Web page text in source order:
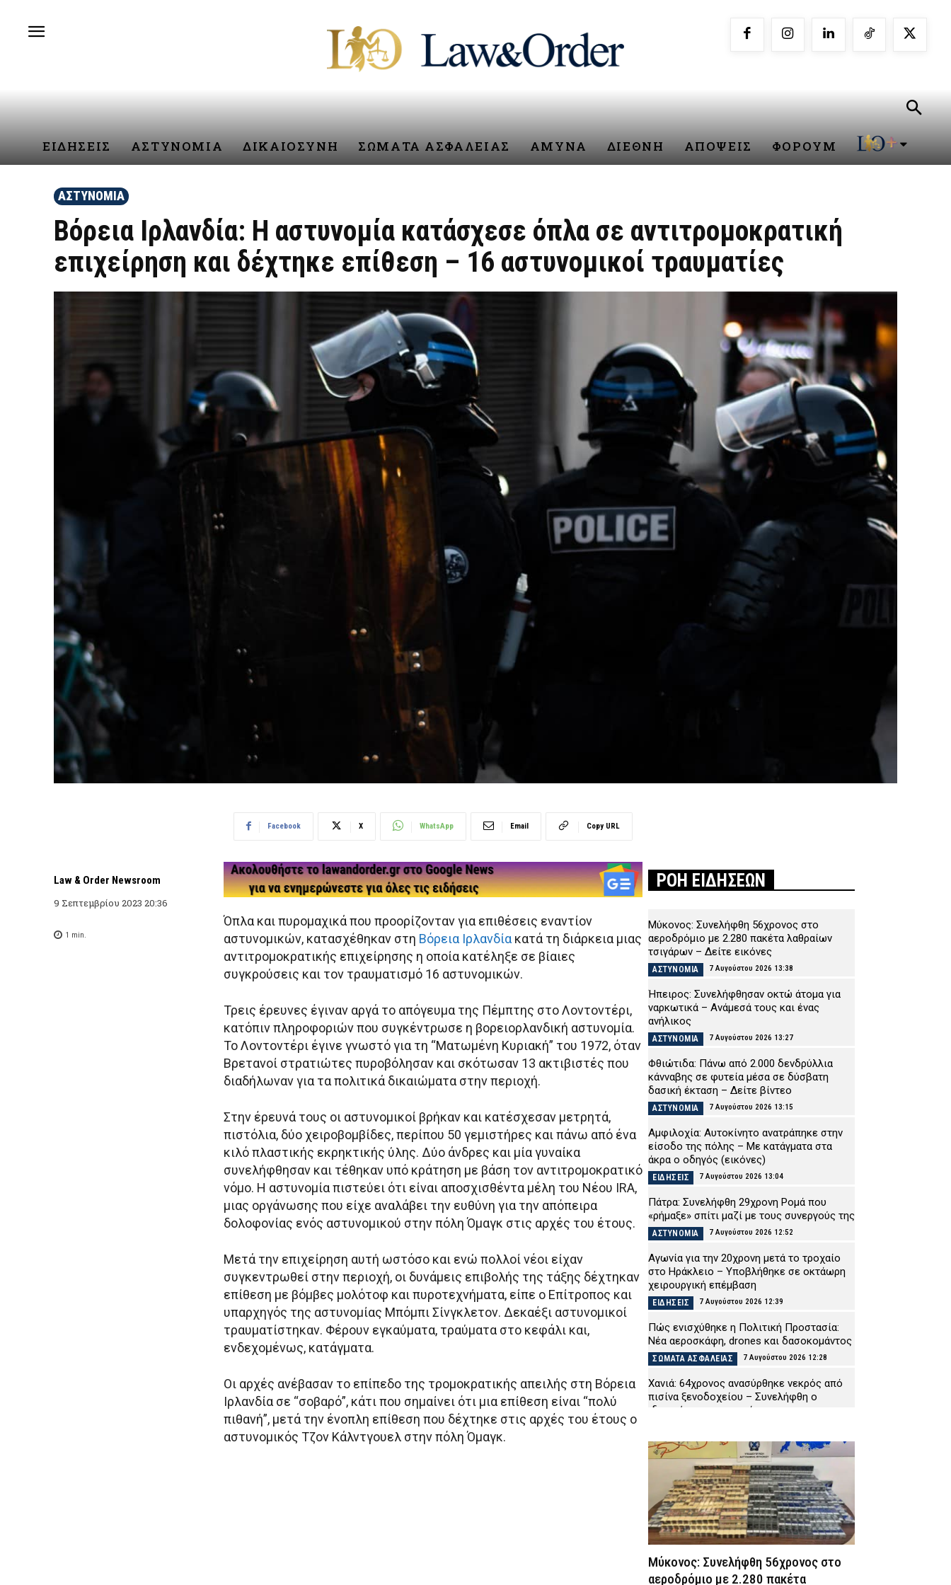
ΕΙΔΗΣΕΙΣ ΑΣΤΥΝΟΜΙΑ ΔΙΚΑΙΟΣΥΝΗ ΣΩΜΑΤΑ ΑΣΦΑΛΕΙΑΣ ΑΜΥΝΑ ΔΙΕΘΝΗ ΑΠΟΨΕΙΣ ΦΟΡΟΥΜ
ΑΣΤΥΝΟΜΙΑ
Βόρεια Ιρλανδία: Η αστυνομία κατάσχεσε όπλα σε αντιτρομοκρατική
επιχείρηση και δέχτηκε επίθεση – 16 αστυνομικοί τραυματίες
Law & Order Newsroom
9 Σεπτεμβρίου 2023 20:36
1 min.
Facebook X WhatsApp Email Copy URL
Όπλα και πυρομαχικά που προορίζονταν για επιθέσεις εναντίον
αστυνομικών, κατασχέθηκαν στη Βόρεια Ιρλανδία κατά τη διάρκεια μιας
αντιτρομοκρατικής επιχείρησης η οποία κατέληξε σε βίαιες
συγκρούσεις και τον τραυματισμό 16 αστυνομικών.
Τρεις έρευνες έγιναν αργά το απόγευμα της Πέμπτης στο Λοντοντέρι,
κατόπιν πληροφοριών που συγκέντρωσε η βορειορλανδική αστυνομία.
Το Λοντοντέρι έγινε γνωστό για τη “Ματωμένη Κυριακή” του 1972, όταν
Βρετανοί στρατιώτες πυροβόλησαν και σκότωσαν 13 ακτιβιστές που
διαδήλωναν για τα πολιτικά δικαιώματα στην περιοχή.
Στην έρευνά τους οι αστυνομικοί βρήκαν και κατέσχεσαν μετρητά,
πιστόλια, δύο χειροβομβίδες, περίπου 50 γεμιστήρες και πάνω από ένα
κιλό πλαστικής εκρηκτικής ύλης. Δύο άνδρες και μία γυναίκα
συνελήφθησαν και τέθηκαν υπό κράτηση με βάση τον αντιτρομοκρατικό
νόμο. Η αστυνομία πιστεύει ότι είναι αποσχισθέντα μέλη του Νέου IRA,
μιας οργάνωσης που είχε αναλάβει την ευθύνη για την απόπειρα
δολοφονίας ενός αστυνομικού στην πόλη Όμαγκ στις αρχές του έτους.
Μετά την επιχείρηση αυτή ωστόσο και ενώ πολλοί νέοι είχαν
συγκεντρωθεί στην περιοχή, οι δυνάμεις επιβολής της τάξης δέχτηκαν
επίθεση με βόμβες μολότοφ και πυροτεχνήματα, είπε ο Επίτροπος και
υπαρχηγός της αστυνομίας Μπόμπι Σίνγκλετον. Δεκαέξι αστυνομικοί
τραυματίστηκαν. Φέρουν εγκαύματα, τραύματα στο κεφάλι και,
ενδεχομένως, κατάγματα.
Οι αρχές ανέβασαν το επίπεδο της τρομοκρατικής απειλής στη Βόρεια
Ιρλανδία σε “σοβαρό”, κάτι που σημαίνει ότι μια επίθεση είναι “πολύ
πιθανή”, μετά την ένοπλη επίθεση που δέχτηκε στις αρχές του έτους ο
αστυνομικός Τζον Κάλντγουελ στην πόλη Όμαγκ.
ΡΟΗ ΕΙΔΗΣΕΩΝ
Μύκονος: Συνελήφθη 56χρονος στο
αεροδρόμιο με 2.280 πακέτα λαθραίων
τσιγάρων – Δείτε εικόνες
ΑΣΤΥΝΟΜΙΑ 7 Αυγούστου 2026 13:38
Ήπειρος: Συνελήφθησαν οκτώ άτομα για
ναρκωτικά – Ανάμεσά τους και ένας
ανήλικος
ΑΣΤΥΝΟΜΙΑ 7 Αυγούστου 2026 13:27
Φθιώτιδα: Πάνω από 2.000 δενδρύλλια
κάνναβης σε φυτεία μέσα σε δύσβατη
δασική έκταση – Δείτε βίντεο
ΑΣΤΥΝΟΜΙΑ 7 Αυγούστου 2026 13:15
Αμφιλοχία: Αυτοκίνητο ανατράπηκε στην
είσοδο της πόλης – Με κατάγματα στα
άκρα ο οδηγός (εικόνες)
ΕΙΔΗΣΕΙΣ 7 Αυγούστου 2026 13:04
Πάτρα: Συνελήφθη 29χρονη Ρομά που
«ρήμαξε» σπίτι μαζί με τους συνεργούς της
ΑΣΤΥΝΟΜΙΑ 7 Αυγούστου 2026 12:52
Αγωνία για την 20χρονη μετά το τροχαίο
στο Ηράκλειο – Υποβλήθηκε σε οκτάωρη
χειρουργική επέμβαση
ΕΙΔΗΣΕΙΣ 7 Αυγούστου 2026 12:39
Πώς ενισχύθηκε η Πολιτική Προστασία:
Νέα αεροσκάφη, drones και δασοκομάντος
ΣΩΜΑΤΑ ΑΣΦΑΛΕΙΑΣ 7 Αυγούστου 2026 12:28
Χανιά: 64χρονος ανασύρθηκε νεκρός από
πισίνα ξενοδοχείου – Συνελήφθη ο
ιδιοκτήτης της επιχείρησης
Marfin: Προθεσμία για να απολογηθεί την
Τρίτη (11/8) έλαβε η 46χρονη – Επιστρέφει
στα κρατητήρια της ΓΑΔΑ
ΔΙΚΑΙΟΣΥΝΗ 7 Αυγούστου 2026 12:03
Οικογενειακή τραγωδία στις Σέρρες:
Σκοτώθηκαν μητέρα και γιος – Βίντεο-σοκ
από τη στιγμή της σύγκρουσης του ΙΧ με
φορτηγό
ΑΣΤΥΝΟΜΙΑ 7 Αυγούστου 2026 11:54
Μύκονος: Συνελήφθη 56χρονος στο
αεροδρόμιο με 2.280 πακέτα